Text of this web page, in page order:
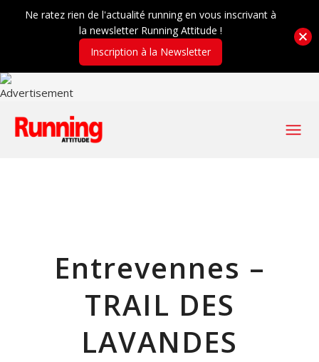
Entrevennes –
TRAIL DES
LAVANDES
Ne ratez rien de l'actualité running en vous inscrivant à
la newsletter Running Attitude !
Inscription à la Newsletter